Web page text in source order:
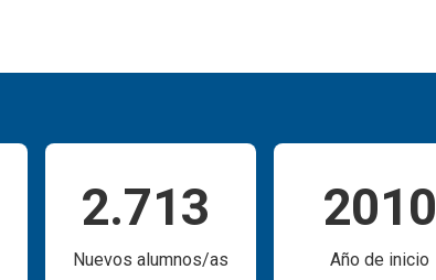
2.713
Nuevos alumnos/as
2010
Año de inicio